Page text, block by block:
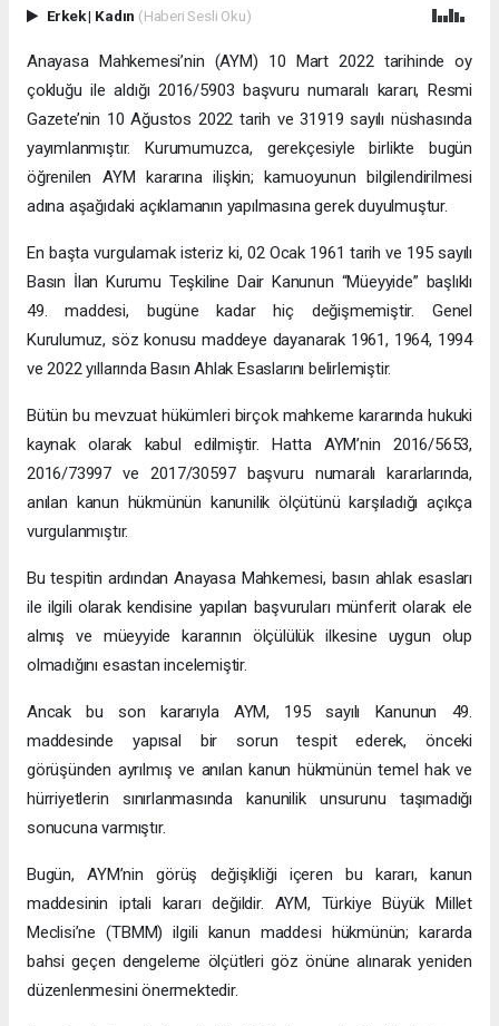
Erkek| Kadın (Haberi Sesli Oku)
Anayasa Mahkemesi’nin (AYM) 10 Mart 2022 tarihinde oy
çokluğu ile aldığı 2016/5903 başvuru numaralı kararı, Resmi
Gazete’nin 10 Ağustos 2022 tarih ve 31919 sayılı nüshasında
yayımlanmıştır. Kurumumuzca, gerekçesiyle birlikte bugün
öğrenilen AYM kararına ilişkin; kamuoyunun bilgilendirilmesi
adına aşağıdaki açıklamanın yapılmasına gerek duyulmuştur.
En başta vurgulamak isteriz ki, 02 Ocak 1961 tarih ve 195 sayılı
Basın İlan Kurumu Teşkiline Dair Kanunun “Müeyyide” başlıklı
49. maddesi, bugüne kadar hiç değişmemiştir. Genel
Kurulumuz, söz konusu maddeye dayanarak 1961, 1964, 1994
ve 2022 yıllarında Basın Ahlak Esaslarını belirlemiştir.
Bütün bu mevzuat hükümleri birçok mahkeme kararında hukuki
kaynak olarak kabul edilmiştir. Hatta AYM’nin 2016/5653,
2016/73997 ve 2017/30597 başvuru numaralı kararlarında,
anılan kanun hükmünün kanunilik ölçütünü karşıladığı açıkça
vurgulanmıştır.
Bu tespitin ardından Anayasa Mahkemesi, basın ahlak esasları
ile ilgili olarak kendisine yapılan başvuruları münferit olarak ele
almış ve müeyyide kararının ölçülülük ilkesine uygun olup
olmadığını esastan incelemiştir.
Ancak bu son kararıyla AYM, 195 sayılı Kanunun 49.
maddesinde yapısal bir sorun tespit ederek, önceki
görüşünden ayrılmış ve anılan kanun hükmünün temel hak ve
hürriyetlerin sınırlanmasında kanunilik unsurunu taşımadığı
sonucuna varmıştır.
Bugün, AYM’nin görüş değişikliği içeren bu kararı, kanun
maddesinin iptali kararı değildir. AYM, Türkiye Büyük Millet
Meclisi’ne (TBMM) ilgili kanun maddesi hükmünün; kararda
bahsi geçen dengeleme ölçütleri göz önüne alınarak yeniden
düzenlenmesini önermektedir.